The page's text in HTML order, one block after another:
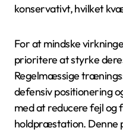
konservativt, hvilket
For at mindske
prioritere at styrke
Regelmæssige
defensiv positionering
med at reducere fejl og
holdpræstation. Denne